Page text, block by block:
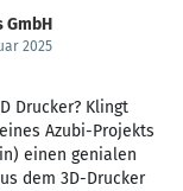
GmbH
2025
Drucker? Klingt
Azubi-Projekts
einen genialen
dem 3D-Drucker